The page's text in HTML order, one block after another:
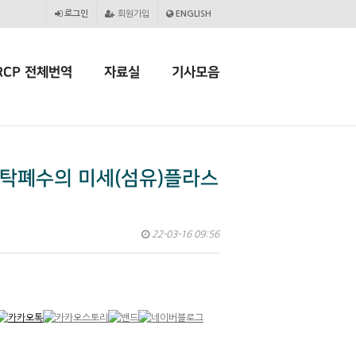
ENGLISH
회원가입
로그인
전체번역 자료실 기사모음
폐수의 미세(섬유)플라스
22-03-16 09:56